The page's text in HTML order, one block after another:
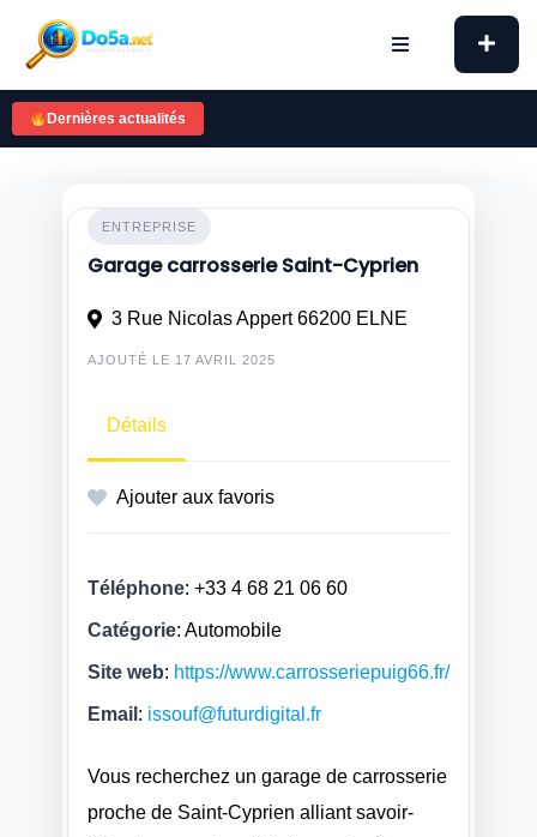
Dernières actualités
ENTREPRISE
Garage carrosserie Saint-Cyprien
3 Rue Nicolas Appert 66200 ELNE
AJOUTÉ LE 17 AVRIL 2025
Détails
Ajouter aux favoris
Téléphone: +33 4 68 21 06 60
Catégorie: Automobile
Site web: https://www.carrosseriepuig66.fr/
Email : issouf@futurdigital.fr
Vous recherchez un garage de carrosserie
proche de Saint-Cyprien alliant savoir-